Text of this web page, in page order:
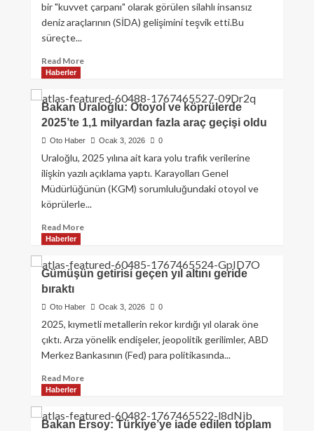
bir "kuvvet çarpanı" olarak görülen silahlı insansız
deniz araçlarının (SİDA) gelişimini teşvik etti.Bu
süreçte...
Read More
Haberler
Bakan Uraloğlu: Otoyol ve köprülerde
2025’te 1,1 milyardan fazla araç geçişi oldu
Oto Haber Ocak 3, 2026 0
Uraloğlu, 2025 yılına ait kara yolu trafik verilerine
ilişkin yazılı açıklama yaptı. Karayolları Genel
Müdürlüğünün (KGM) sorumluluğundaki otoyol ve
köprülerle...
Read More
Haberler
Gümüşün getirisi geçen yıl altını geride
bıraktı
Oto Haber Ocak 3, 2026 0
2025, kıymetli metallerin rekor kırdığı yıl olarak öne
çıktı. Arza yönelik endişeler, jeopolitik gerilimler, ABD
Merkez Bankasının (Fed) para politikasında...
Read More
Haberler
Bakan Ersoy: Türkiye’ye iade edilen toplam